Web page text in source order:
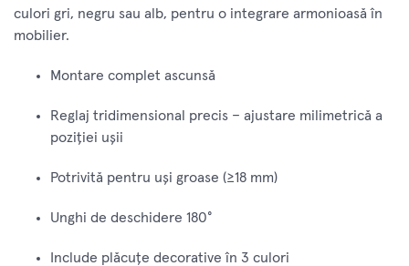
culori gri, negru sau alb, pentru o integrare armonioasă în
mobilier.
Montare complet ascunsă
Reglaj tridimensional precis – ajustare milimetrică a
poziției ușii
Potrivită pentru uși groase (≥18 mm)
Unghi de deschidere 180°
Include plăcuțe decorative în 3 culori